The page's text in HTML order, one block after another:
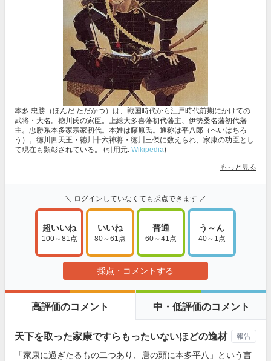
本多 忠勝（ほんだ ただかつ）は、戦国時代から江戸時代前期にかけての
武将・大名。徳川氏の家臣。上総大多喜藩初代藩主、伊勢桑名藩初代藩
主。忠勝系本多家宗家初代。本姓は藤原氏。通称は平八郎（へいはちろ
う）。徳川四天王・徳川十六神将・徳川三傑に数えられ、家康の功臣とし
て現在も顕彰されている。 (引用元: Wikipedia)
もっと見る
＼ ログインしていなくても採点できます ／
超いいね
100～81点
いいね
80～61点
普通
60～41点
う～ん
40～1点
採点・コメントする
高評価のコメント 中・低評価のコメント
天下を取った家康ですらもったいないほどの逸材
「家康に過ぎたるもの二つあり、唐の頭に本多平八」という言
報告